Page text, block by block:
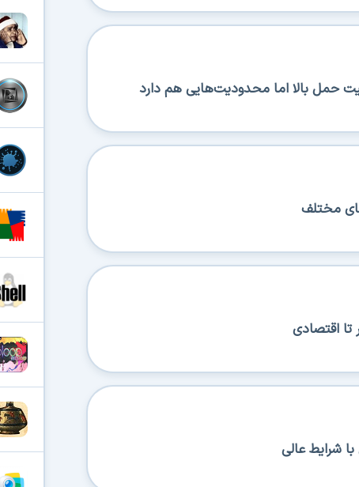
مختلف
تا اقتصادی
شرایط عالی